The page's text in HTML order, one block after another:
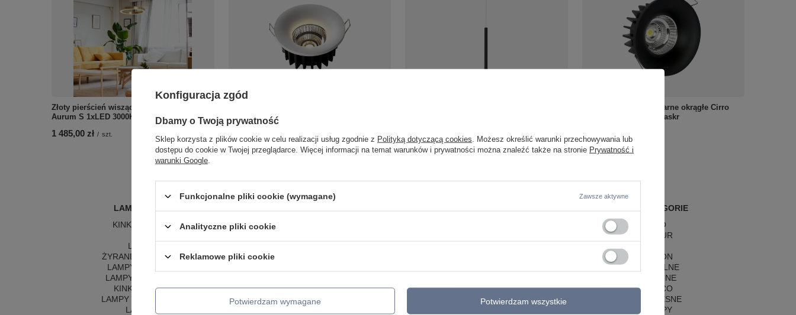
Złoty pierścień wiszący o średnicy 60cm
Aurum S 1xLED 3000K PL0116-50 Yaskr
1 485,00 zł / szt.
CCT-WH Yaskr
374,00 zł / szt.
Oczko podtynkowe czarne okrągłe Cirro
LED RL0104-CCT-BK Yaskr
LAMPY WEWNĘTRZNE
KINKIETY NAD LUSTRO
LAMPKI NOCNE
ŻYRANDOLE KRYSZTAŁOWE
LAMPY WISZĄCE CZARNE
LAMPY WISZĄCE - OKRĘGI
KINKIETY DO SYPIALNI
LAMPY SUFITOWE OKRĄGŁE
LAMPY WISZĄCE
LAMPY OGRODOWE - SUFITOWE
GIRLANDY OGRODOWE
KINKIETY OGRODOWE
OŚWIETLENIE SCHODÓW
SIGMA
ALDEX
POPULARNE KATEGORIE
LAMPY RETRO
LAMPY GLAMOUR
LAMPY HAMPTON
LAMPY RUSTYKALNE
LAMPY KLASYCZNE
LAMPY ART DECO
LAMPY NOWOCZESNE
STYLOWE LAMPY
Konfiguracja zgód
Dbamy o Twoją prywatność
Sklep korzysta z plików cookie w celu realizacji usług zgodnie z Polityką dotyczącą cookies . Możesz określić warunki przechowywania lub
dostępu do cookie w Twojej przeglądarce. Więcej informacji na temat warunków i prywatności można znaleźć także na stronie Prywatność i
warunki Google
Funkcjonalne pliki cookie (wymagane) Zawsze aktywne
Analityczne pliki cookie
Reklamowe pliki cookie
Potwierdzam wymagane Potwierdzam wszystkie